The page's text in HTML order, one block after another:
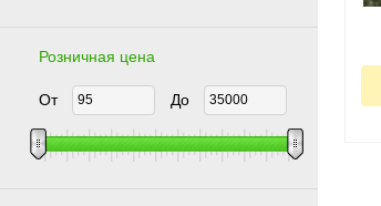
Розничная цена
От До